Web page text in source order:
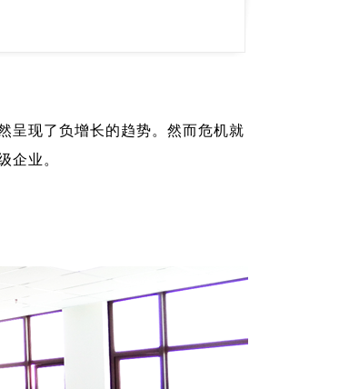
呈现了负增长的趋势。然而危机就
企业。